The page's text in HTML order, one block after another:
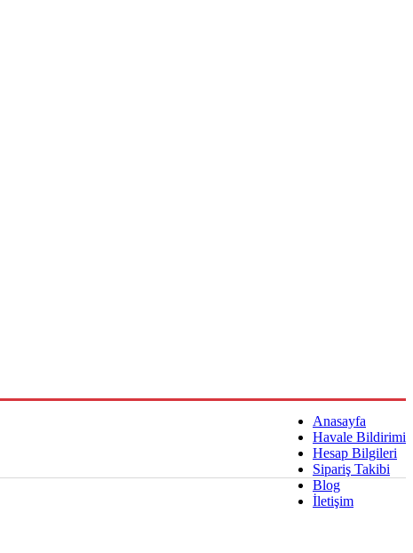
Anasayfa
Havale Bildirimi
Hesap Bilgileri
Sipariş Takibi
Blog
İletişim